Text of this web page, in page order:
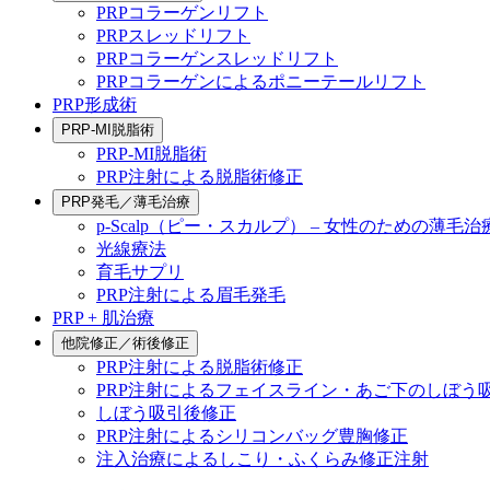
PRPコラーゲンリフト
PRPスレッドリフト
PRPコラーゲンスレッドリフト
PRPコラーゲンによるポニーテールリフト
PRP形成術
PRP-MI脱脂術
PRP-MI脱脂術
PRP注射による脱脂術修正
PRP発毛／薄毛治療
p-Scalp（ピー・スカルプ） – 女性のための薄毛治
光線療法
育毛サプリ
PRP注射による眉毛発毛
PRP + 肌治療
他院修正／術後修正
PRP注射による脱脂術修正
PRP注射によるフェイスライン・あご下のしぼう
しぼう吸引後修正
PRP注射によるシリコンバッグ豊胸修正
注入治療によるしこり・ふくらみ修正注射